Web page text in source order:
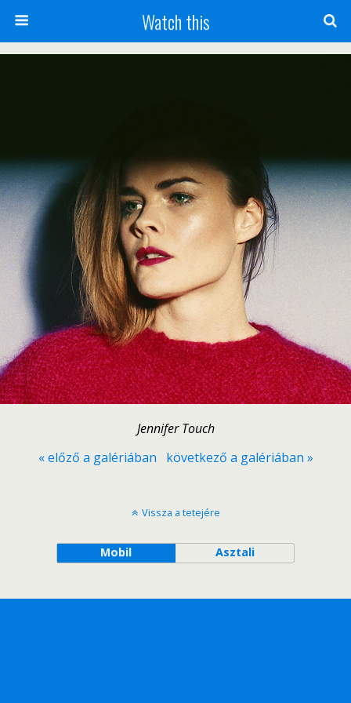
Watch this
Jennifer Touch
« előző a galériában
következő a galériában »
Vissza a tetejére
Mobil Asztali